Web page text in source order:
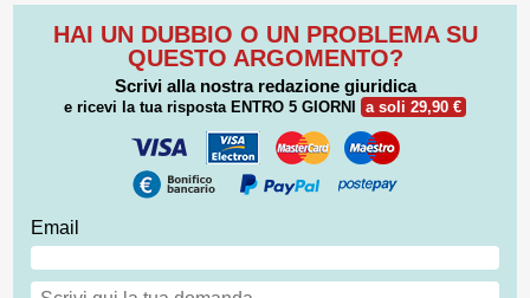
HAI UN DUBBIO O UN PROBLEMA SU
QUESTO ARGOMENTO?
Scrivi alla nostra redazione giuridica
e ricevi la tua risposta ENTRO 5 GIORNI a soli 29,90 €
Email